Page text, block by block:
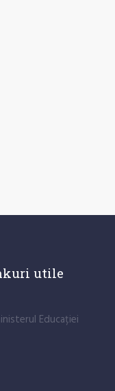
utile
Educației